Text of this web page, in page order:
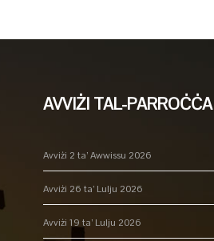
AVVIŻI TAL-PARROĊĊA
Avviżi 2 ta’ Awwissu 2026
Avviżi 26 ta’ Lulju 2026
Avviżi 19 ta’ Lulju 2026